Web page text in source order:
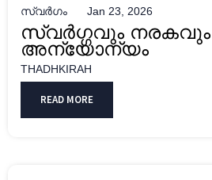
സ്വർഗം Jan 23, 2026
സ്വർഗ്ഗവും നരകവും
അന്യോന്യം
THADHKIRAH
READ MORE